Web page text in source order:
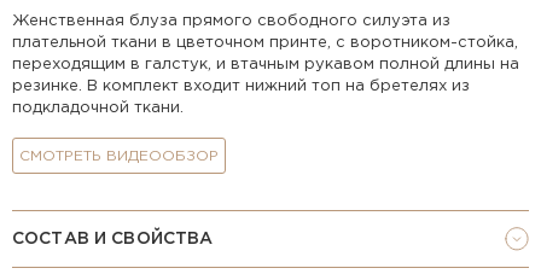
Женственная блуза прямого свободного силуэта из
плательной ткани в цветочном принте, с воротником-стойка,
переходящим в галстук, и втачным рукавом полной длины на
резинке. В комплект входит нижний топ на бретелях из
подкладочной ткани.
СМОТРЕТЬ ВИДЕООБЗОР
СОСТАВ И СВОЙСТВА